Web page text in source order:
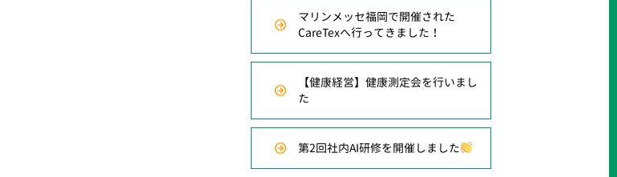
マリンメッセ福岡で開催された
CareTexへ行ってきました！
【健康経営】健康測定会を行いまし
た
第2回社内AI研修を開催しました